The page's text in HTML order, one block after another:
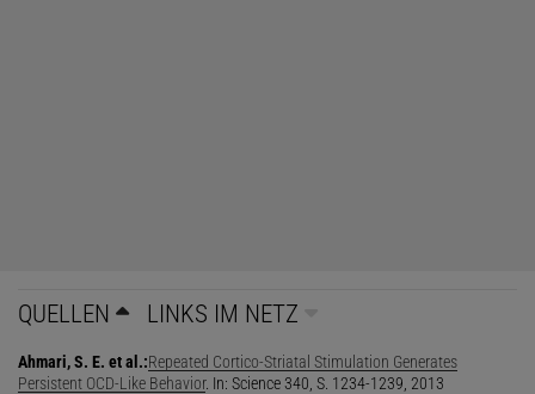
QUELLEN LINKS IM NETZ
Ahmari, S. E. et al.:Repeated Cortico-Striatal Stimulation Generates
Persistent OCD-Like Behavior. In: Science 340, S. 1234-1239, 2013